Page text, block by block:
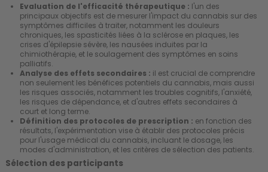
Evaluation de l'efficacité thérapeutique : l'un des
principaux objectifs est de mesurer l'impact du cannabis sur des
symptômes difficiles à traiter, notamment les douleurs
chroniques, les spasticités liées à la sclérose en plaques, les
crises d'épilepsie sévère, les nausées induites par la
chimiothérapie, et le soulagement des symptômes en soins
palliatifs.
Analyse des effets secondaires : il est crucial de comprendre
non seulement les bénéfices potentiels du cannabis, mais aussi
les risques associés, notamment les troubles cognitifs, l'anxiété,
les risques de dépendance, et d'autres effets secondaires à
court et long terme.
Définition des protocoles de prescription : en fonction des
résultats, l'expérimentation vise à établir des protocoles précis
pour l'usage médical du cannabis, incluant le dosage, les
modes d'administration, et les critères de sélection des patients.
Sélection des participants